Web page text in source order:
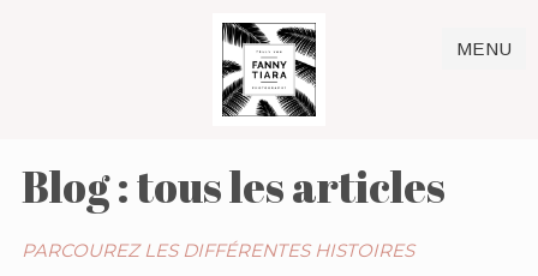
MENU
Blog : tous les articles
PARCOUREZ LES DIFFÉRENTES HISTOIRES